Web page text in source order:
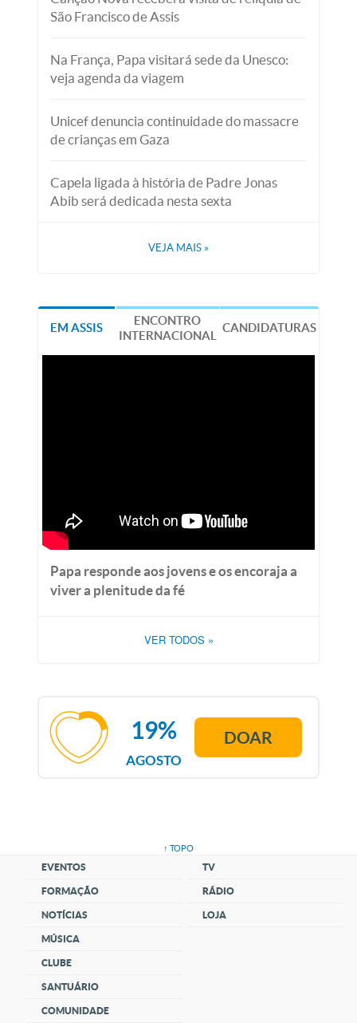
São Francisco de Assis
Na França, Papa visitará sede da Unesco:
veja agenda da viagem
Unicef denuncia continuidade do massacre
de crianças em Gaza
Capela ligada à história de Padre Jonas
Abib será dedicada nesta sexta
VEJA MAIS »
EM ASSIS
ENCONTRO
INTERNACIONAL
CANDIDATURAS
Papa responde aos jovens e os encoraja a
viver a plenitude da fé
VER TODOS »
AGOSTO
19% DOAR
↑ TOPO
EVENTOS
FORMAÇÃO
NOTÍCIAS
MÚSICA
CLUBE
SANTUÁRIO
COMUNIDADE
TV
RÁDIO
LOJA